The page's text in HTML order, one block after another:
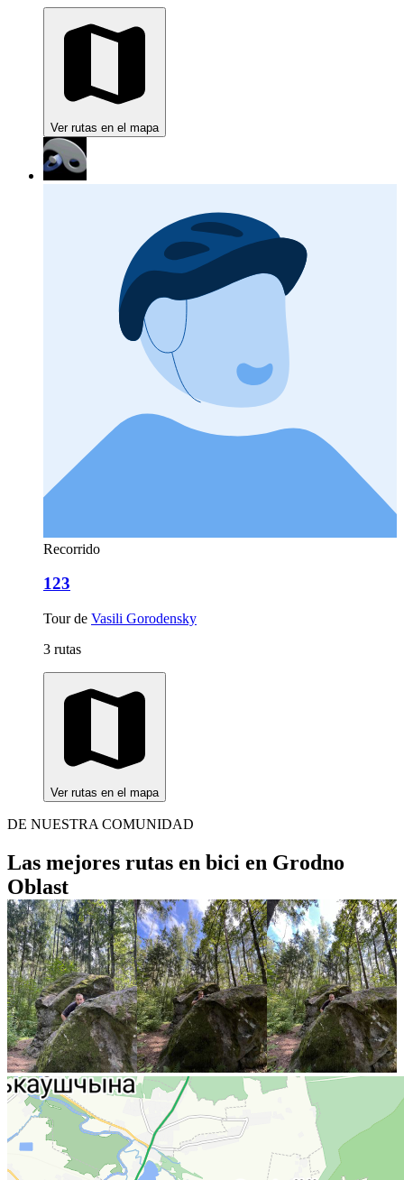
Ver rutas en el mapa
Recorrido
123
Tour de Vasili Gorodensky
3 rutas
Ver rutas en el mapa
DE NUESTRA COMUNIDAD
Las mejores rutas en bici en Grodno
Oblast